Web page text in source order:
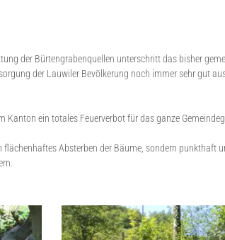
der Bürtengrabenquellen unterschritt das bisher
der Lauwiler Bevölkerung noch immer sehr gut
ein totales Feuerverbot für das ganze
Absterben der Bäume, sondern punkthaft